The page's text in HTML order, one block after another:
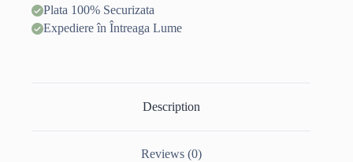
Plata 100% Securizata
Expediere în Întreaga Lume
Description
Reviews (0)